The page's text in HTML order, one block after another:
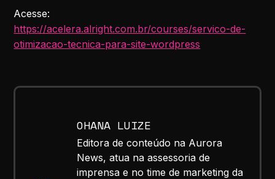
Acesse:
https://acelera.alright.com.br/courses/servico-de-
otimizacao-tecnica-para-site-wordpress
OHANA LUIZE
Editora de conteúdo na Aurora
News, atua na assessoria de
imprensa e no time de marketing da